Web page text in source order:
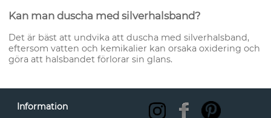
Kan man duscha med silverhalsband?
Det är bäst att undvika att duscha med silverhalsband,
eftersom vatten och kemikalier kan orsaka oxidering och
göra att halsbandet förlorar sin glans.
Information